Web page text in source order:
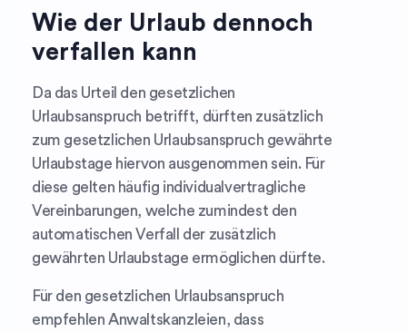
Wie der Urlaub dennoch
verfallen kann
Da das Urteil den gesetzlichen
Urlaubsanspruch betrifft, dürften zusätzlich
zum gesetzlichen Urlaubsanspruch gewährte
Urlaubstage hiervon ausgenommen sein. Für
diese gelten häufig individualvertragliche
Vereinbarungen, welche zumindest den
automatischen Verfall der zusätzlich
gewährten Urlaubstage ermöglichen dürfte.
Für den gesetzlichen Urlaubsanspruch
empfehlen Anwaltskanzleien, dass